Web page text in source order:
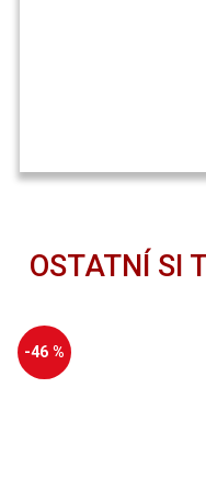
OSTATNÍ SI
-46 %